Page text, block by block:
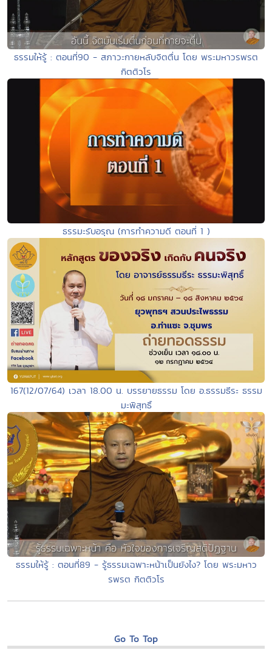
ธรรมให้รู้ : ตอนที่90 - สภาวะกายหลับจิตตื่น โดย พระมหาวรพรต
กิตติวโร
ธรรมะรับอรุณ (การทำความดี ตอนที่ 1 )
167(12/07/64) เวลา 18.00 น. บรรยายธรรม โดย อ.ธรรมธีระ ธรรม
มะพิสุทธิ์
ธรรมให้รู้ : ตอนที่89 - รู้ธรรมเฉพาะหน้าเป็นยังไง? โดย พระมหาว
รพรต กิตติวโร
Go To Top